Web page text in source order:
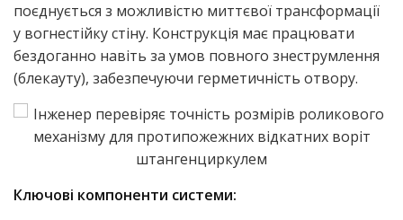
поєднується з можливістю миттєвої трансформації
у вогнестійку стіну. Конструкція має працювати
бездоганно навіть за умов повного знеструмлення
(блекауту), забезпечуючи герметичність отвору.
Ключові компоненти системи: